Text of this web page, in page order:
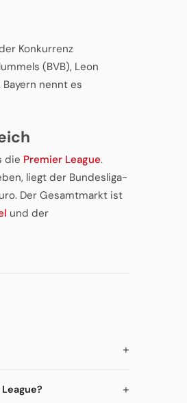
Konkurrenz
(BVB), Leon
nennt es
die Premier League.
liegt der Bundesliga-
Der Gesamtmarkt ist
und der